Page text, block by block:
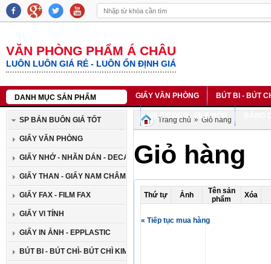
VĂN PHÒNG PHẨM Á CHÂU
LUÔN LUÔN GIÁ RẺ - LUÔN ỔN ĐỊNH GIÁ
DANH MỤC SẢN PHẨM GIẤY VĂN PHÒNG BÚT BI - BÚT
SỔ DA - SỔ LÒ XO - SỔ BÌA CỨNG FILE CÒNG - FILE HỘP
BĂNG MỰC IN NHÃN CASIO LIÊN HỆ
SP BÁN BUÔN GIÁ TỐT
GIẤY VĂN PHÒNG
GIẤY NHỚ - NHÃN DÁN - DECAN
GIẤY THAN - GIẤY NAM CHÂM
GIẤY FAX - FILM FAX
GIẤY VI TÍNH
GIẤY IN ẢNH - EPPLASTIC
BÚT BI - BÚT CHÌ- BÚT CHÌ KIM
Trang chủ Giỏ hàng
Giỏ hàng
Thứ tự Ảnh
Tên sản
phẩm
Xóa
« Tiếp tục mua hàng